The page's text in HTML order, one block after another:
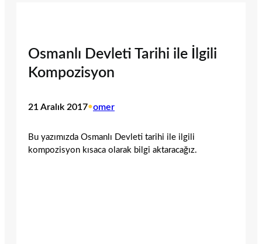
Osmanlı Devleti Tarihi ile İlgili
Kompozisyon
21 Aralık 2017•omer
Bu yazımızda Osmanlı Devleti tarihi ile ilgili
kompozisyon kısaca olarak bilgi aktaracağız.